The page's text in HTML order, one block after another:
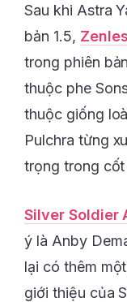
Sau khi Astra
bản 1.5,
trong phiên
thuộc phe
thuộc giống
Pulchra từng
trọng trong
Silver Soldier
ý là Anby
lại có thêm
giới thiệu của